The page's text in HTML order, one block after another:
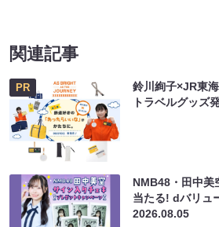
関連記事
PR
鈴川絢子×JR東
トラベルグッズ
NMB48・田中美
当たる! dバリュ
2026.08.05